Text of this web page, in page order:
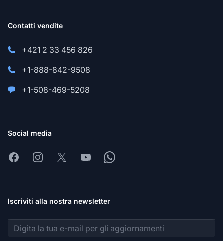
Contatti vendite
+421 2 33 456 826
+1-888-842-9508
+1-508-469-5208
Social media
FacebookInstagram
X YoutubeWhatsapp
Iscriviti alla nostra newsletter
Indirizzo email